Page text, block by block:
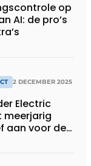
op
AI: de pro’s
2 DECEMBER 2025
Electric
meerjarig
aan voor de